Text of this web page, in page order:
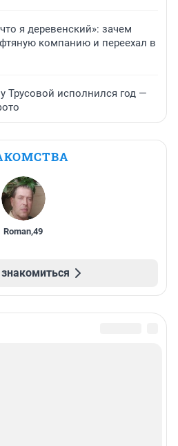
я деревенский»: зачем
компанию и переехал в
Трусовой исполнился год —
Roman,49